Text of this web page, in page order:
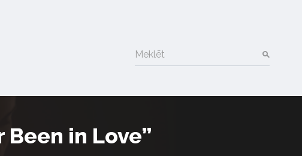
Meklēt
in Love”